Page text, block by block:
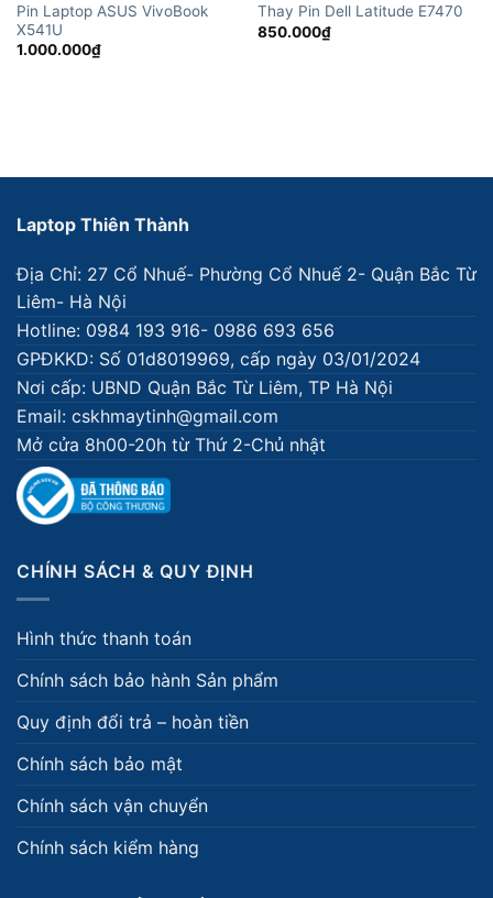
Pin Laptop ASUS VivoBook
X541U
1.000.000₫
Thay Pin Dell Latitude E7470
850.000₫
Laptop Thiên Thành
Địa Chỉ: 27 Cổ Nhuế- Phường Cổ Nhuế 2- Quận Bắc Từ
Liêm- Hà Nội
Hotline: 0984 193 916- 0986 693 656
GPĐKKD: Số 01d8019969, cấp ngày 03/01/2024
Nơi cấp: UBND Quận Bắc Từ Liêm, TP Hà Nội
Email: cskhmaytinh@gmail.com
Mở cửa 8h00-20h từ Thứ 2-Chủ nhật
CHÍNH SÁCH & QUY ĐỊNH
Hình thức thanh toán
Chính sách bảo hành Sản phẩm
Quy định đổi trả – hoàn tiền
Chính sách bảo mật
Chính sách vận chuyển
Chính sách kiểm hàng